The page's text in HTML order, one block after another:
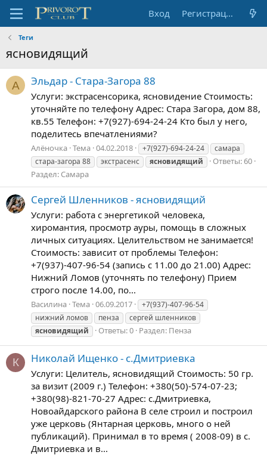
Вход Регистрация
Теги
ясновидящий
А Эльдар - Стара-Загора 88
Услуги: экстрасенсорика, ясновидение Стоимость:
уточняйте по телефону Адрес: Стара Загора, дом 88,
кв.55 Телефон: +7(927)-694-24-24 Кто был у него,
поделитесь впечатлениями?
Алёночка Тема 04.02.2018 +7(927)-694-24-24
самара
стара-загора 88
экстрасенс ясновидящий
Ответы: 60
Раздел: Самара
Сергей Шленников - ясновидящий
Услуги: работа с энергетикой человека,
хиромантия, просмотр ауры, помощь в сложных
личных ситуациях. Целительством не занимается!
Стоимость: зависит от проблемы Телефон:
+7(937)-407-96-54 (запись с 11.00 до 21.00) Адрес:
Нижний Ломов (уточнять по телефону) Прием
строго после 14.00, по...
Василина Тема 06.09.2017
+7(937)-407-96-54
нижний ломов
пенза
сергей шленников
ясновидящий
Ответы: 0 Раздел: Пенза
К Николай Ищенко - с.Дмитриевка
Услуги: Целитель, ясновидящий Стоимость: 50 гр.
за визит (2009 г.) Телефон: +380(50)-574-07-23;
+380(98)-821-70-27 Адрес: с.Дмитриевка,
Новоайдарского района В селе строил и построил
уже церковь (Янтарная церковь, много о ней
публикаций). Принимал в то время ( 2008-09) в с.
Дмитриевка и в...